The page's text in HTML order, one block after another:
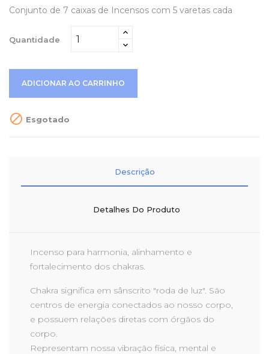
Conjunto de 7 caixas de Incensos com 5 varetas cada
Quantidade
ADICIONAR AO CARRINHO
 Esgotado
Descrição
Detalhes Do Produto
Incenso para harmonia, alinhamento e
fortalecimento dos chakras.
Chakra significa em sânscrito "roda de luz". São
centros de energia conectados ao nosso corpo,
e possuem relações diretas com órgãos do
corpo.
Representam nossa vibração física, mental e